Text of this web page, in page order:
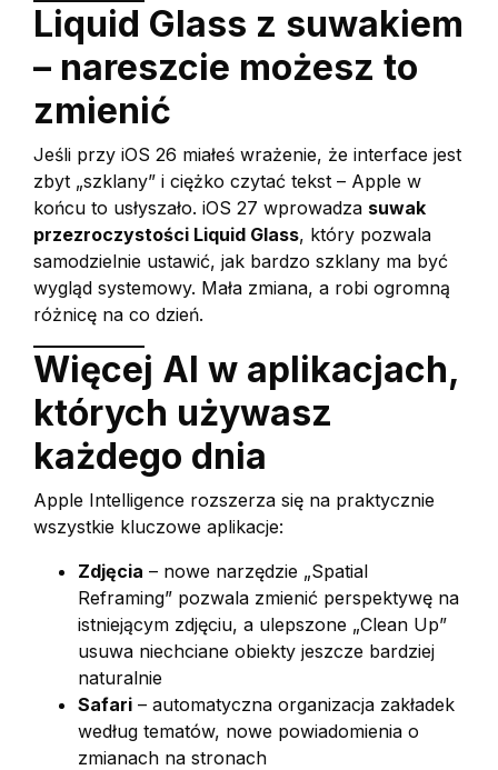
Liquid Glass z suwakiem
– nareszcie możesz to
zmienić
Jeśli przy iOS 26 miałeś wrażenie, że interface jest
zbyt „szklany” i ciężko czytać tekst – Apple w
końcu to usłyszało. iOS 27 wprowadza suwak
przezroczystości Liquid Glass, który pozwala
samodzielnie ustawić, jak bardzo szklany ma być
wygląd systemowy. Mała zmiana, a robi ogromną
różnicę na co dzień.
Więcej AI w aplikacjach,
których używasz
każdego dnia
Apple Intelligence rozszerza się na praktycznie
wszystkie kluczowe aplikacje:
Zdjęcia – nowe narzędzie „Spatial
Reframing” pozwala zmienić perspektywę na
istniejącym zdjęciu, a ulepszone „Clean Up”
usuwa niechciane obiekty jeszcze bardziej
naturalnie
Safari – automatyczna organizacja zakładek
według tematów, nowe powiadomienia o
zmianach na stronach